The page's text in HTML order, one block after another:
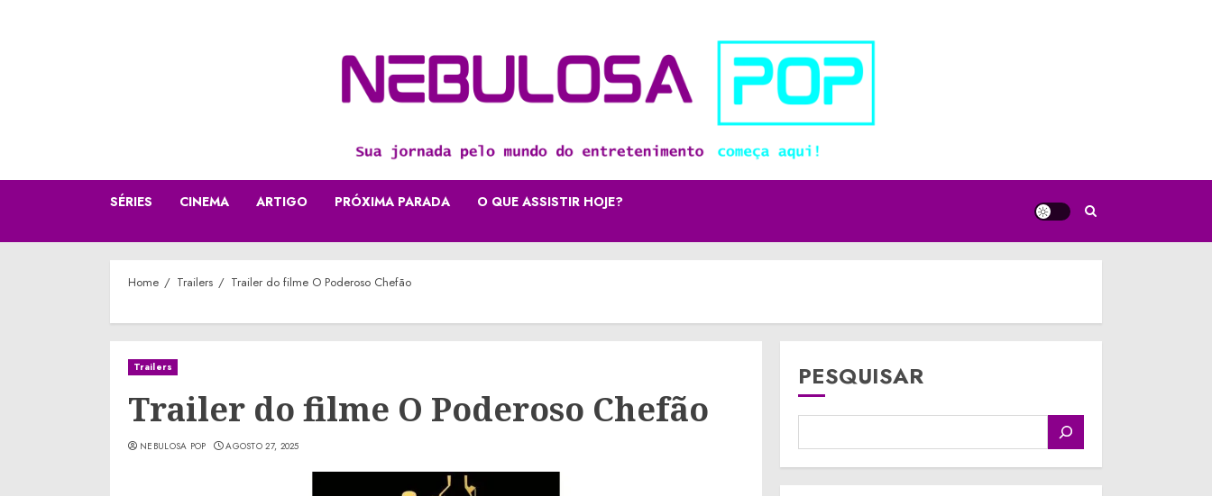
SÉRIES CINEMA ARTIGO PRÓXIMA PARADA O QUE ASSISTIR HOJE?
Home Trailers Trailer do filme O Poderoso Chefão
Trailers
Trailer do filme O Poderoso Chefão
NEBULOSA POP AGOSTO 27, 2025
PESQUISAR